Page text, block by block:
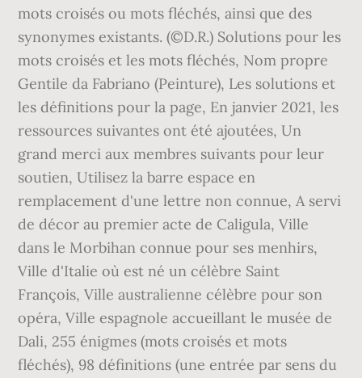
mots croisés ou mots fléchés, ainsi que des
synonymes existants. (©D.R.) Solutions pour les
mots croisés et les mots fléchés, Nom propre
Gentile da Fabriano (Peinture), Les solutions et
les définitions pour la page, En janvier 2021, les
ressources suivantes ont été ajoutées, Un
grand merci aux membres suivants pour leur
soutien, Utilisez la barre espace en
remplacement d'une lettre non connue, A servi
de décor au premier acte de Caligula, Ville
dans le Morbihan connue pour ses menhirs,
Ville d'Italie où est né un célèbre Saint
François, Ville australienne célèbre pour son
opéra, Ville espagnole accueillant le musée de
Dali, 255 énigmes (mots croisés et mots
fléchés), 98 définitions (une entrée par sens du